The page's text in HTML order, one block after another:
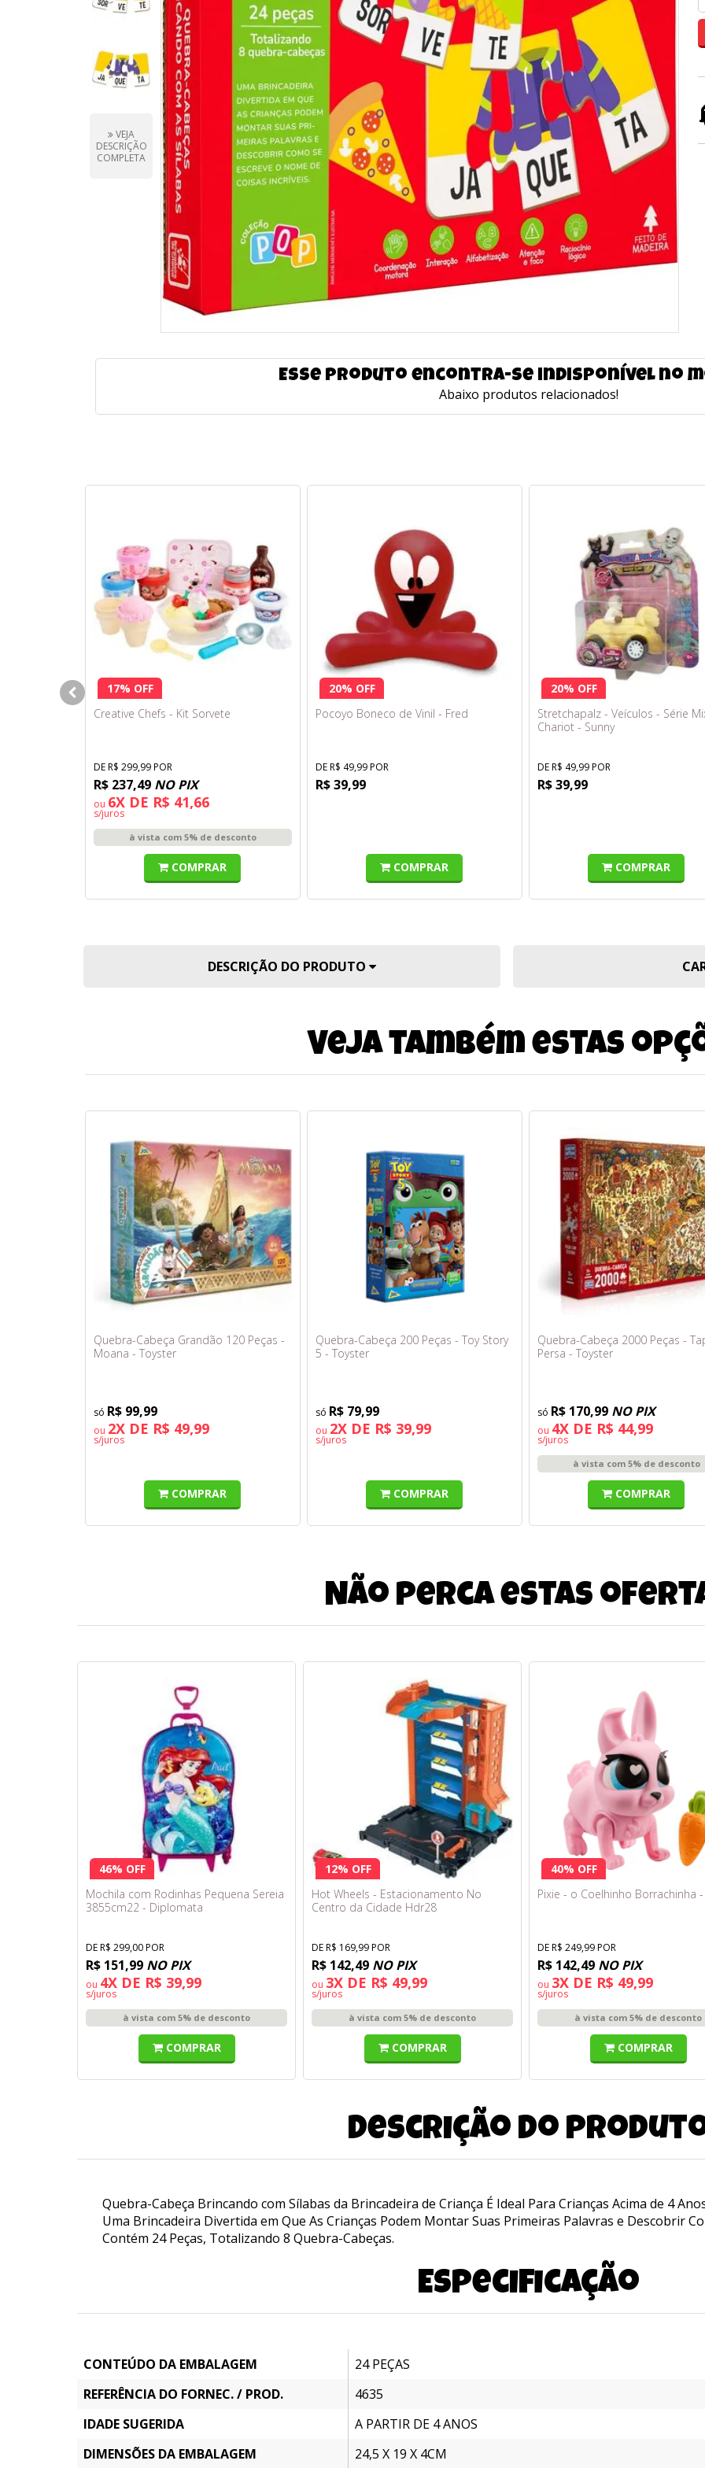
VEJA
DESCRIÇÃO
COMPLETA
Esse produto encontra-se indisponível no
Abaixo produtos relacionados!
17% OFF
Creative Chefs - Kit Sorvete
DE R$ 299,99 POR
R$ 237,49 NO PIX
ou 6X DE R$ 41,66
s/juros
à vista com 5% de desconto
COMPRAR
20% OFF
Pocoyo Boneco de Vinil - Fred
DE R$ 49,99 POR
R$ 39,99
COMPRAR
20% OFF
Stretchapalz - Veículos - Série
Chariot - Sunny
DE R$ 49,99 POR
R$ 39,99
COMPRAR
DESCRIÇÃO DO PRODUTO
Veja também estas
Quebra-Cabeça Grandão 120 Peças -
Moana - Toyster
R$ 99,99
ou 2X DE R$ 49,99
s/juros
COMPRAR
Quebra-Cabeça 200 Peças - Toy Story
5 - Toyster
R$ 79,99
ou 2X DE R$ 39,99
s/juros
COMPRAR
Quebra-Cabeça 2000 Peças -
Persa - Toyster
R$ 170,99 NO PIX
ou 4X DE R$ 44,99
s/juros
à vista com 5% de desconto
COMPRAR
Não perca estas
46% OFF
Mochila com Rodinhas Pequena Sereia
3855cm22 - Diplomata
DE R$ 299,00 POR
R$ 151,99 NO PIX
ou 4X DE R$ 39,99
s/juros
à vista com 5% de desconto
COMPRAR
12% OFF
Hot Wheels - Estacionamento No
Centro da Cidade Hdr28
DE R$ 169,99 POR
R$ 142,49 NO PIX
ou 3X DE R$ 49,99
s/juros
à vista com 5% de desconto
COMPRAR
40% OFF
Pixie - o Coelhinho Borrachinha -
DE R$ 249,99 POR
R$ 142,49 NO PIX
ou 3X DE R$ 49,99
s/juros
à vista com 5% de desconto
COMPRAR
Descrição do
Quebra-Cabeça Brincando com Sílabas da Brincadeira de Criança É Ideal Para Crianças Acima de 4
Uma Brincadeira Divertida em Que As Crianças Podem Montar Suas Primeiras Palavras e Descobrir
Contém 24 Peças, Totalizando 8 Quebra-Cabeças.
Especificação
CONTEÚDO DA EMBALAGEM
24 PEÇAS
REFERÊNCIA DO FORNEC. / PROD.
4635
IDADE SUGERIDA
A PARTIR DE 4 ANOS
DIMENSÕES DA EMBALAGEM
24,5 X 19 X 4CM